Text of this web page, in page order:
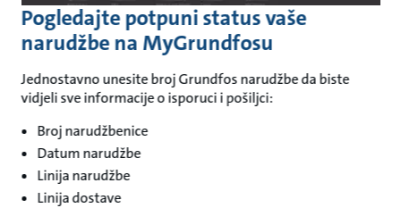
Pogledajte potpuni status vaše
narudžbe na MyGrundfosu
Jednostavno unesite broj Grundfos narudžbe da biste
vidjeli sve informacije o isporuci i pošiljci:
Broj narudžbenice
Datum narudžbe
Linija narudžbe
Linija dostave